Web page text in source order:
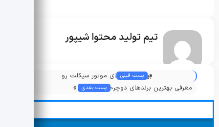
تیم تولید محتوا شیپور
« پست قبلی
بهترین برندهای موتور سیکلت رو
می‌شناسین؟
معرفی بهترین برندهای دوچرخه در سال
2023
پست بعدی »